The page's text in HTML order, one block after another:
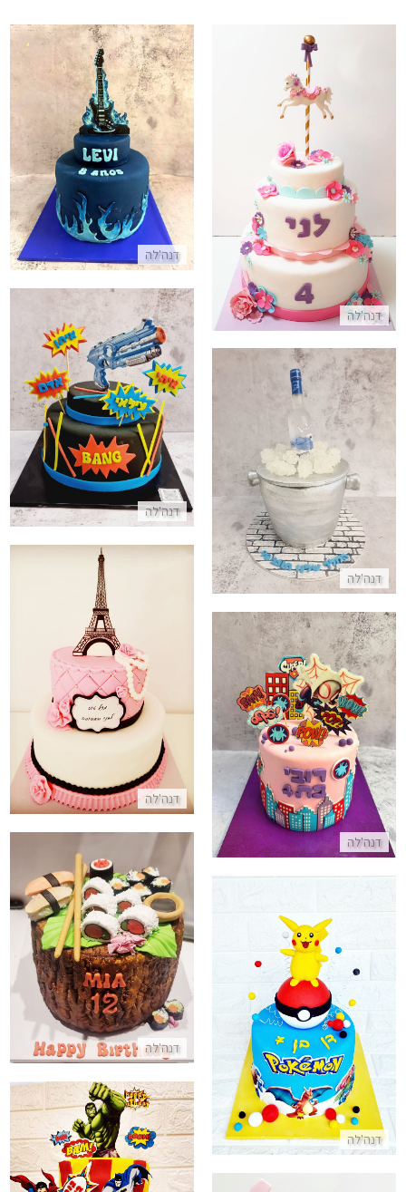
דנה'לה
עוגת גיטרה מעוצבת מבצק סוכר
התקשר/י
דנה'לה
עוגת חד קרן קרוסלה
התקשר/י
דנה'לה
עוגת נרף לבנים
התקשר/י
דנה'לה
עוגה מיוחדת בעיצוב וודקה לגיל 90
התקשר/י
דנה'לה
עוגה מיוחדת לבנות מבצק סוכר
התקשר/י
דנה'לה
עוגת גיבורי על ספיידרמן בסגנון קומיקס
התקשר/י
דנה'לה
עוגה מיוחדת בצורת סושי
התקשר/י
דנה'לה
עוגה מעוצבת של פוקימון
התקשר/י
עוגת גיבורי על